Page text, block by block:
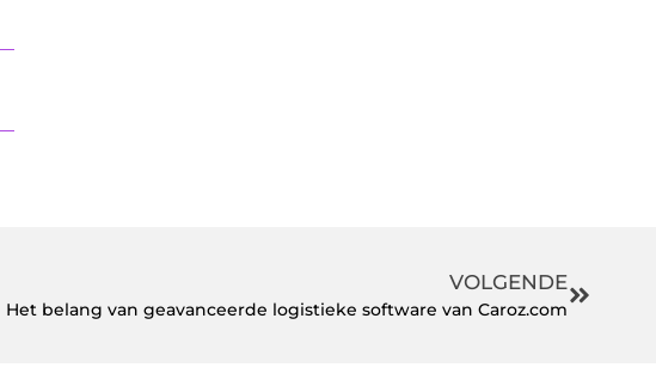
VOLGENDE
Het belang van geavanceerde logistieke software van Caroz.com